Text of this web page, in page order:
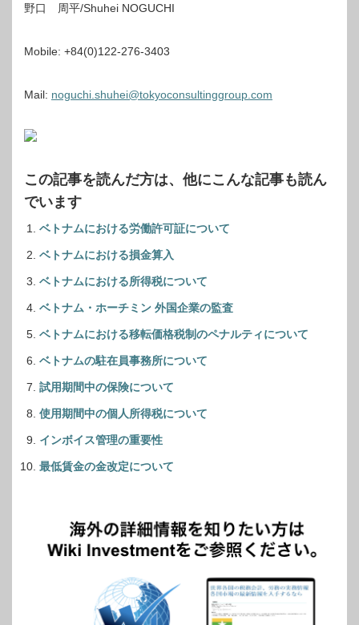
野口 周平/Shuhei NOGUCHI
Mobile: +84(0)122-276-3403
Mail: noguchi.shuhei@tokyoconsultinggroup.com
この記事を読んだ方は、他にこんな記事も読ん
でいます
ベトナムにおける労働許可証について
ベトナムにおける損金算入
ベトナムにおける所得税について
ベトナム・ホーチミン 外国企業の監査
ベトナムにおける移転価格税制のペナルティについて
ベトナムの駐在員事務所について
試用期間中の保険について
使用期間中の個人所得税について
インボイス管理の重要性
最低賃金の金改定について